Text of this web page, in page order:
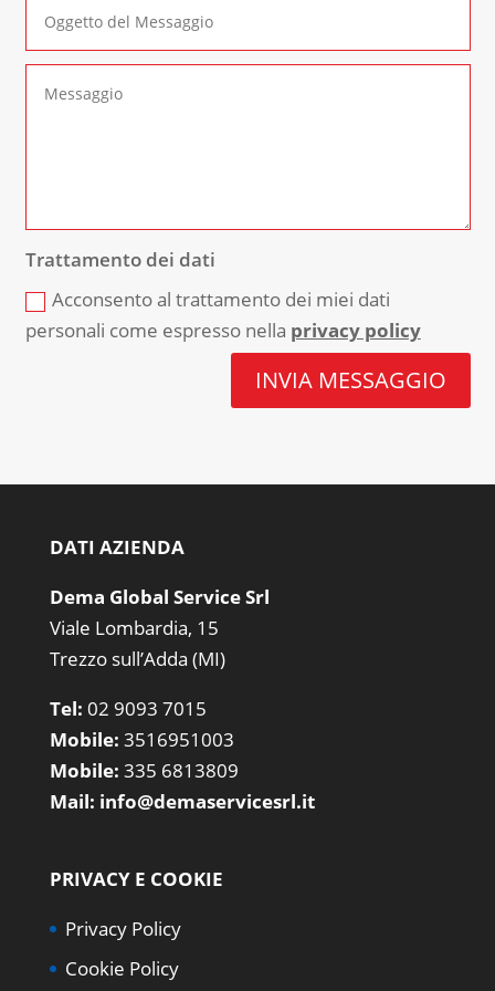
Trattamento dei dati
Acconsento al trattamento dei miei dati
personali come espresso nella privacy policy
INVIA MESSAGGIO
DATI AZIENDA
Dema Global Service Srl
Viale Lombardia, 15
Trezzo sull’Adda (MI)
Tel: 02 9093 7015
Mobile: 3516951003
Mobile: 335 6813809
Mail: info@demaservicesrl.it
PRIVACY E COOKIE
Privacy Policy
Cookie Policy